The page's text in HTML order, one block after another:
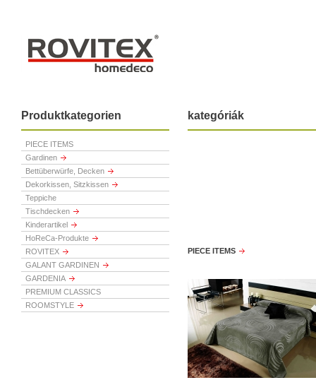
Produktkategorien
PIECE ITEMS
Gardinen
Bettüberwürfe, Decken
Dekorkissen, Sitzkissen
Teppiche
Tischdecken
Kinderartikel
HoReCa-Produkte
ROVITEX
GALANT GARDINEN
GARDENIA
PREMIUM CLASSICS
ROOMSTYLE
kategóriák
PIECE ITEMS